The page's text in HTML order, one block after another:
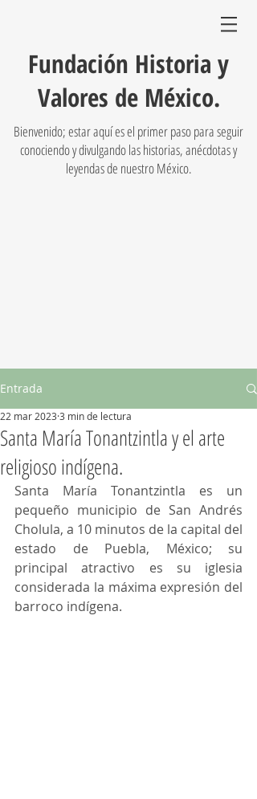
Fundación Historia y
Valores de México.
Bienvenido; estar aquí es el primer paso para seguir
conociendo y divulgando las historias, anécdotas y
leyendas de nuestro México.
Entrada
Santa María Tonantzintla y el arte
religioso indígena.
22 mar 2023 3 min de lectura
Santa María Tonantzintla es un
pequeño municipio de San Andrés
Cholula, a 10 minutos de la capital del
estado de Puebla, México; su
principal atractivo es su iglesia
considerada la máxima expresión del
barroco indígena.